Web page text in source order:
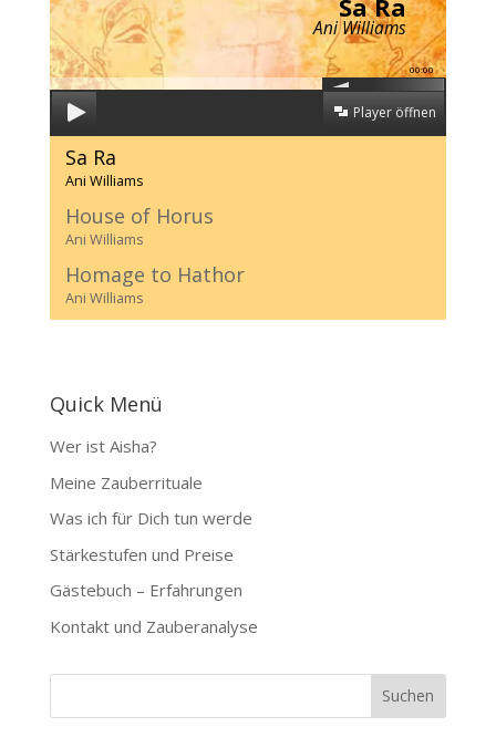
Sa Ra
Ani Williams
00:00
Player öffnen
Sa Ra
Ani Williams
House of Horus
Ani Williams
Homage to Hathor
Ani Williams
Quick Menü
Wer ist Aisha?
Meine Zauberrituale
Was ich für Dich tun werde
Stärkestufen und Preise
Gästebuch – Erfahrungen
Kontakt und Zauberanalyse